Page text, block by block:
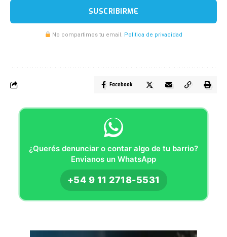
SUSCRIBIRME
No compartimos tu email. Politica de privacidad
Facebook
¿Querés denunciar o contar algo de tu barrio?
Envianos un WhatsApp
+54 9 11 2718-5531